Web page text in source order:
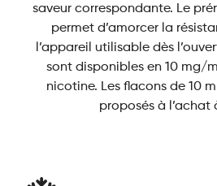
saveur correspondante. Le
permet d’amorcer la
l’appareil utilisable dès
sont disponibles en 10 mg/
nicotine. Les flacons de 10
proposés à l’achat